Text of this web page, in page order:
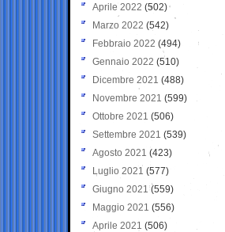
Aprile 2022 (502)
Marzo 2022 (542)
Febbraio 2022 (494)
Gennaio 2022 (510)
Dicembre 2021 (488)
Novembre 2021 (599)
Ottobre 2021 (506)
Settembre 2021 (539)
Agosto 2021 (423)
Luglio 2021 (577)
Giugno 2021(559)
Maggio 2021 (556)
Aprile 2021 (506)